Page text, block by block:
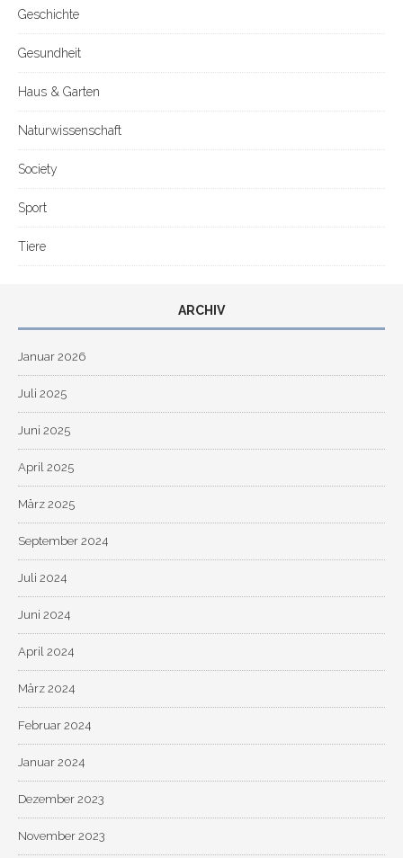
Geschichte
Gesundheit
Haus & Garten
Naturwissenschaft
Society
Sport
Tiere
ARCHIV
Januar 2026
Juli 2025
Juni 2025
April 2025
März 2025
September 2024
Juli 2024
Juni 2024
April 2024
März 2024
Februar 2024
Januar 2024
Dezember 2023
November 2023